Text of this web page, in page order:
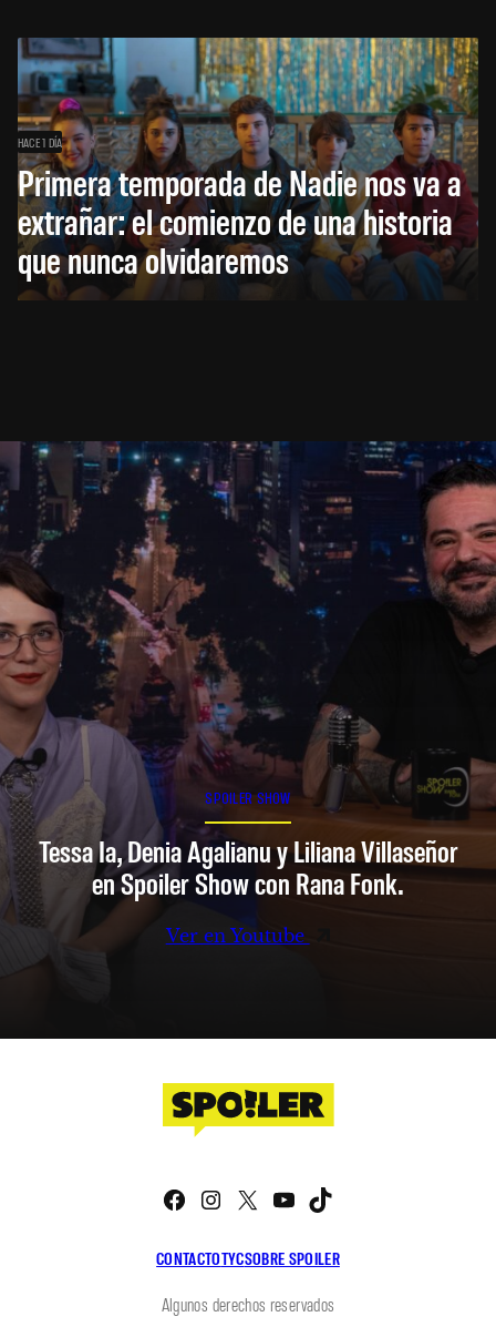
HACE 1 DÍA
Primera temporada de Nadie nos va a
extrañar: el comienzo de una historia
que nunca olvidaremos
SPOILER SHOW
Tessa Ia, Denia Agalianu y Liliana Villaseñor
en Spoiler Show con Rana Fonk.
Ver en Youtube
CONTACTOTYCSOBRE SPOILER
Facebook
Instagram
X YouTube
Algunos derechos reservados